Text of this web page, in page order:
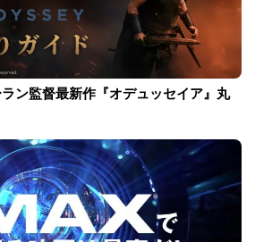
ン監督最新作『オデュッセイア』丸